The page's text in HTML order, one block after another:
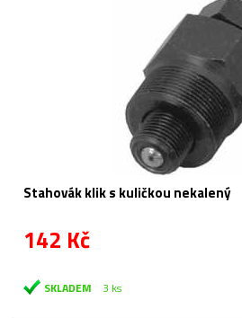
Stahovák klik s kuličkou nekalený
142 Kč
SKLADEM 3 ks